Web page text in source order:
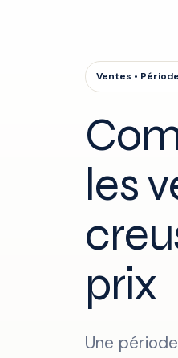
Ventes •
les
prix
Une